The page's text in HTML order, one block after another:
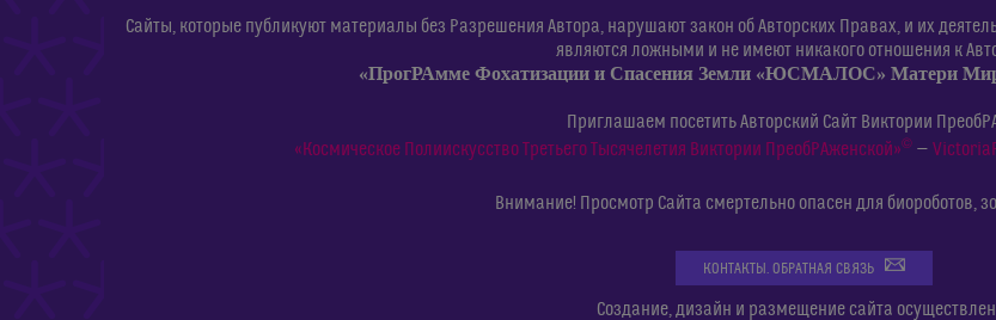
Сайты, которые публикуют материалы без Разрешения Автора, нарушают закон об Авторских Правах, и их
являются ложными и не имеют никакого отношения к
«ПрогРАмме Фохатизации и Спасения Земли «ЮСМАЛОС» Матери
Приглашаем посетить Авторский Сайт Виктории
«Космическое Полиискусство Третьего Тысячелетия Виктории ПреобРАженской»© —
Внимание! Просмотр Сайта смертельно опасен для биороботов,
КОНТАКТЫ. ОБРАТНАЯ СВЯЗЬ
Создание, дизайн и размещение сайта